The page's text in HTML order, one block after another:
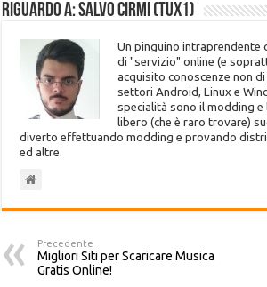
Riguardo a: Salvo Cirmi (Tux1)
Un pinguino intraprendente
di "servizio" online (e
acquisito conoscenze non
settori Android, Linux e
specialità sono il modding e
libero (che è raro trovare)
diverto effettuando modding e provando
ed altre.
Precedente
Migliori Siti per Scaricare Musica
Gratis Online!